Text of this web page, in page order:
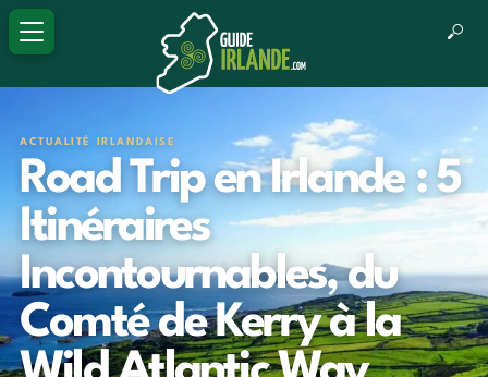
ACTUALITÉ IRLANDAISE
Road Trip en Irlande : 5
Itinéraires
Incontournables, du
Comté de Kerry à la